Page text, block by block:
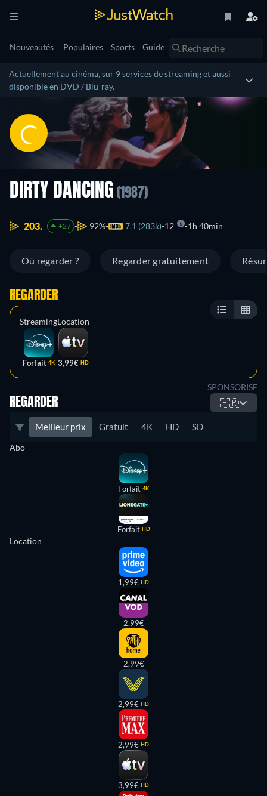
Nouveautés Populaires Sports Guide
Actuellement au cinéma, sur 9 services de streaming et aussi
disponible en DVD / Blu-ray.
DIRTY DANCING (1987)
203. +27 92% 7.1 (283k) 12 1h 40min
Où regarder ? Regarder gratuitement
REGARDER
Streaming
Forfait 4K
Location
3,99€ HD
SPONSORISE
REGARDER 🇫🇷
Meilleur prix Gratuit 4K HD SD
Abo
Forfait 4K
Forfait HD
Location
1,99€ HD
2,99€
2,99€
2,99€ HD
2,99€ HD
3,99€ HD